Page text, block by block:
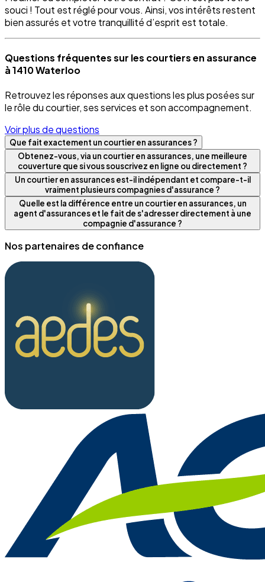
souci ! Tout est réglé pour vous. Ainsi, vos intérêts restent
bien assurés et votre tranquillité d’esprit est totale.
Questions fréquentes sur les courtiers en assurance
à 1410 Waterloo
Retrouvez les réponses aux questions les plus posées sur
le rôle du courtier, ses services et son accompagnement.
Voir plus de questions
Que fait exactement un courtier en assurances ?
Obtenez-vous, via un courtier en assurances, une meilleure
couverture que si vous souscrivez en ligne ou directement ?
Un courtier en assurances est-il indépendant et compare-t-il
vraiment plusieurs compagnies d'assurance ?
Quelle est la différence entre un courtier en assurances, un
agent d'assurances et le fait de s'adresser directement à une
compagnie d'assurance ?
Nos partenaires de confiance